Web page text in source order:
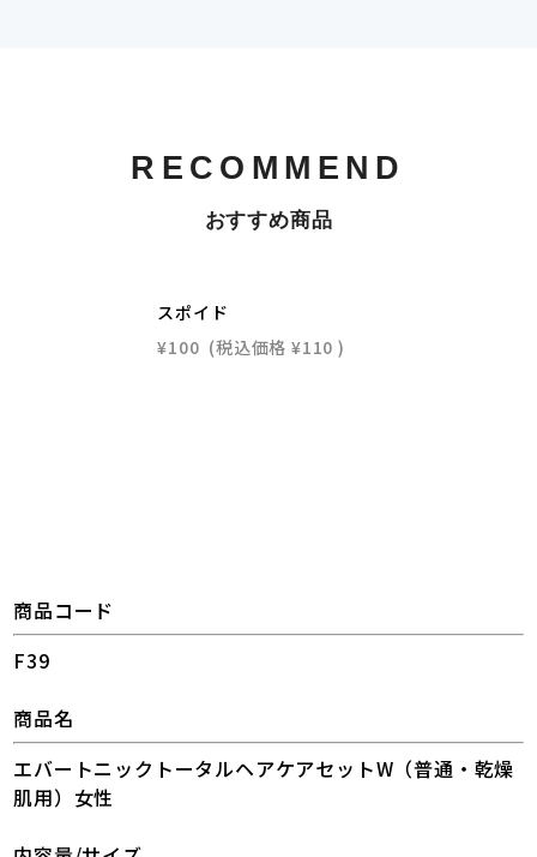
RECOMMEND
おすすめ商品
スポイド
¥100 (税込価格 ¥110 )
商品コード
F39
商品名
エバートニックトータルヘアケアセットW（普通・乾燥
肌用）女性